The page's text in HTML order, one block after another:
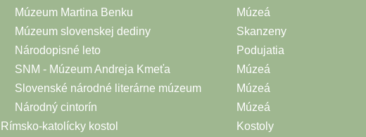
Múzeum Martina Benku
Múzeá
Múzeum slovenskej dediny
Skanzeny
Národopisné leto
Podujatia
SNM - Múzeum Andreja Kmeťa
Múzeá
Slovenské národné literárne múzeum
Múzeá
Národný cintorín
Múzeá
Rímsko-katolícky kostol
Kostoly